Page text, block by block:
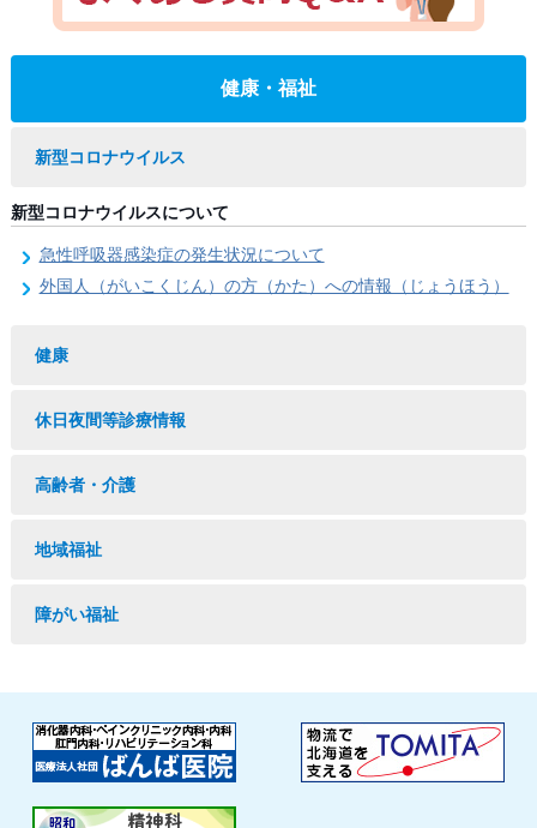
健康・福祉
新型コロナウイルス
新型コロナウイルスについて
急性呼吸器感染症の発生状況について
外国人（がいこくじん）の方（かた）への情報（じょうほう）
健康
休日夜間等診療情報
高齢者・介護
地域福祉
障がい福祉